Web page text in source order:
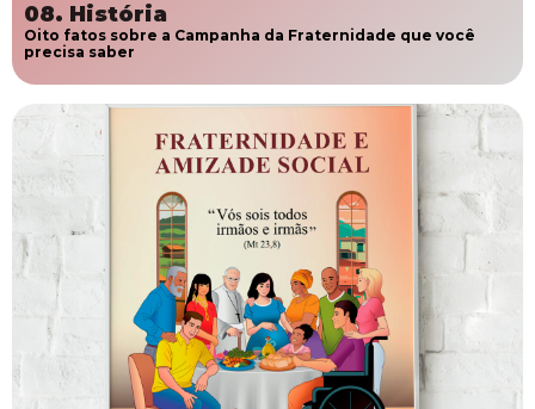
08. História
Oito fatos sobre a Campanha da Fraternidade que você
precisa saber